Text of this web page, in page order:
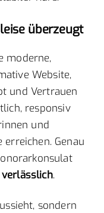
überzeugt
moderne,
Website,
und Vertrauen
responsiv
und
Genau
.
sondern